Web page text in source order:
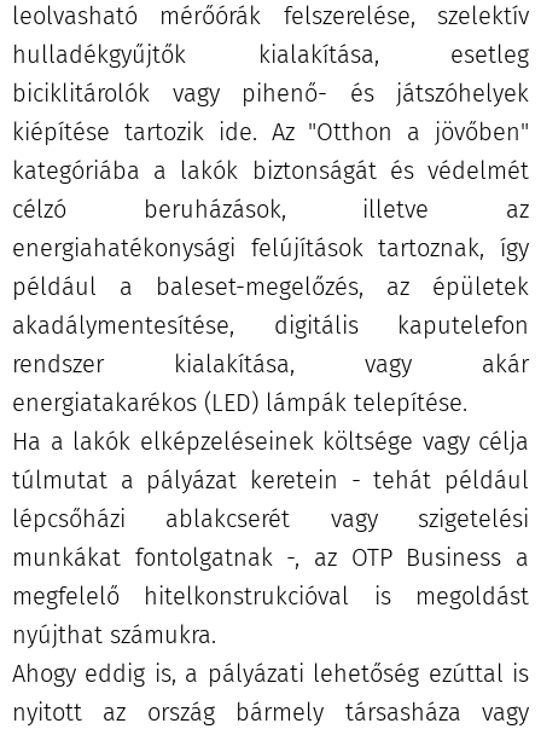
leolvasható mérőórák felszerelése, szelektív
hulladékgyűjtők kialakítása, esetleg
biciklitárolók vagy pihenő- és játszóhelyek
kiépítése tartozik ide. Az "Otthon a jövőben"
kategóriába a lakók biztonságát és védelmét
célzó beruházások, illetve az
energiahatékonysági felújítások tartoznak, így
például a baleset-megelőzés, az épületek
akadálymentesítése, digitális kaputelefon
rendszer kialakítása, vagy akár
energiatakarékos (LED) lámpák telepítése.
Ha a lakók elképzeléseinek költsége vagy célja
túlmutat a pályázat keretein - tehát például
lépcsőházi ablakcserét vagy szigetelési
munkákat fontolgatnak -, az OTP Business a
megfelelő hitelkonstrukcióval is megoldást
nyújthat számukra.
Ahogy eddig is, a pályázati lehetőség ezúttal is
nyitott az ország bármely társasháza vagy